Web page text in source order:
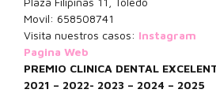
Movil: 658508741
Visita nuestros casos: Instagram
Pagina Web
PREMIO CLINICA DENTAL
2021 – 2022- 2023 – 2024 – 2025